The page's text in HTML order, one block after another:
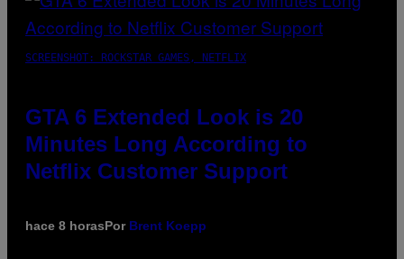
SCREENSHOT: ROCKSTAR GAMES, NETFLIX
GTA 6 Extended Look is 20
Minutes Long According to
Netflix Customer Support
hace 8 horasPor Brent Koepp